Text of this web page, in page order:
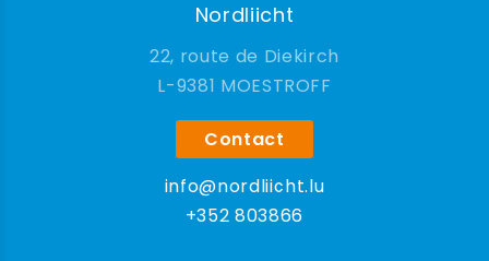
Nordliicht
22, route de Diekirch
9381 MOESTROFF
Contact
info@nordliicht.lu
+352 803866